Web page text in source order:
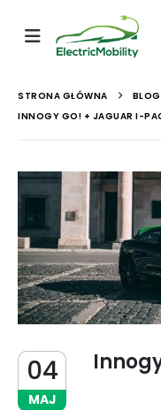
STRONA GŁÓWNA BLOG
INNOGY GO! + JAGUAR I-
04
MAJ